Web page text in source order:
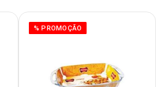
% PROMOÇÃO